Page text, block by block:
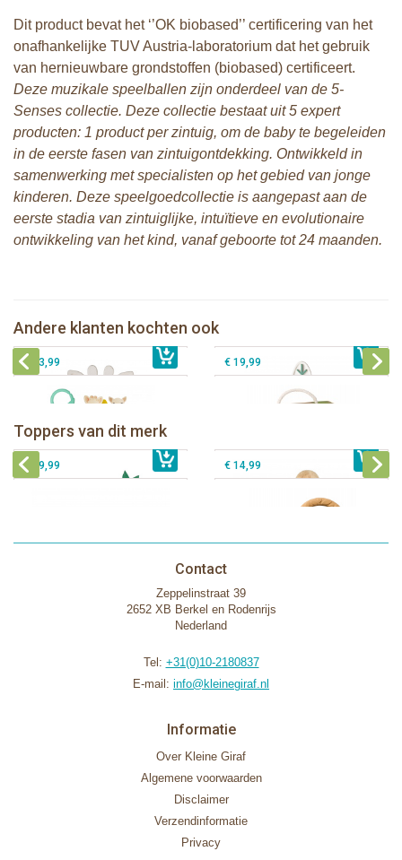
Dit product bevat het ‘’OK biobased’’ certificering van het
onafhankelijke TUV Austria-laboratorium dat het gebruik
van hernieuwbare grondstoffen (biobased) certificeert.
Deze muzikale speelballen zijn onderdeel van de 5-
Senses collectie. Deze collectie bestaat uit 5 expert
producten: 1 product per zintuig, om de baby te begeleiden
in de eerste fasen van zintuigontdekking. Ontwikkeld in
samenwerking met specialisten op het gebied van jonge
kinderen. Deze speelgoedcollectie is aangepast aan de
eerste stadia van zintuiglijke, intuïtieve en evolutionaire
ontwikkeling van het kind, vanaf geboorte tot 24 maanden.
Andere klanten kochten ook
€ 17,99
Sophie de giraf ontdekboekje
€ 23,99 € 19,99
Toppers van dit merk
Sophie de giraf Rollin' speelrol IEUF
€ 26,99
Sophie de giraf Baby Seat & Play
IEUF
Sophie de giraf Activity Wheel
€ 39,99 € 14,99
Contact
Zeppelinstraat 39
2652 XB Berkel en Rodenrijs
Nederland
Tel: +31(0)10-2180837
E-mail: info@kleinegiraf.nl
Informatie
Over Kleine Giraf
Algemene voorwaarden
Disclaimer
Verzendinformatie
Privacy